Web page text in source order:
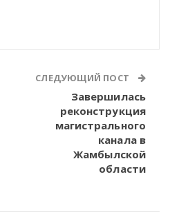
СЛЕДУЮЩИЙ ПОСТ
Завершилась
реконструкция
магистрального
канала в
Жамбылской
области